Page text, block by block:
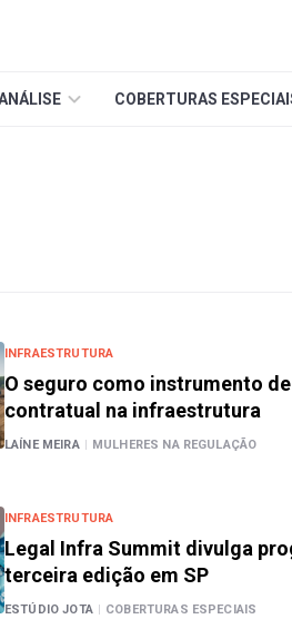
COBERTURAS
INFRAESTRUTURA
O seguro como instrumento
contratual na infraestrutura
LAÍNE MEIRA | MULHERES NA REGULAÇÃO
INFRAESTRUTURA
Legal Infra Summit divulga
terceira edição em SP
ESTÚDIO JOTA | COBERTURAS ESPECIAIS